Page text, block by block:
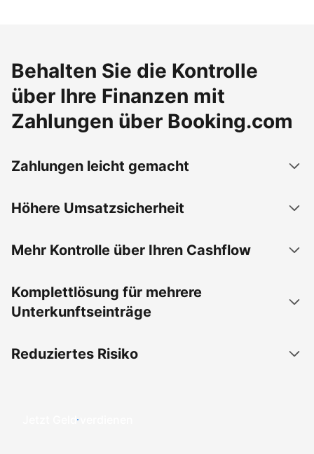
Behalten Sie die Kontrolle
über Ihre Finanzen mit
Zahlungen über Booking.com
Zahlungen leicht gemacht
Höhere Umsatzsicherheit
Mehr Kontrolle über Ihren Cashflow
Komplettlösung für mehrere
Unterkunftseinträge
Reduziertes Risiko
Jetzt Geld verdienen